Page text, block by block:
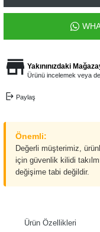
Yakınınızdaki
Ürünü incelemek veya
Paylaş
Önemli:
Değerli müşterimiz,
için güvenlik kilidi
değişime tabi değildir.
Ürün Özellikleri